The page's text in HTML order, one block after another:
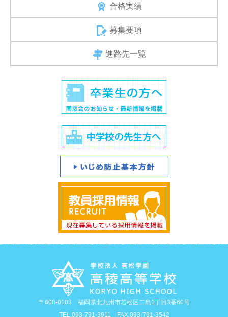
合格実績
募集要項
進路先一覧
〒808-0103 福岡県北九州市若松区二島1丁目3番60号
TEL.093-791-3911 FAX.093-791-3542